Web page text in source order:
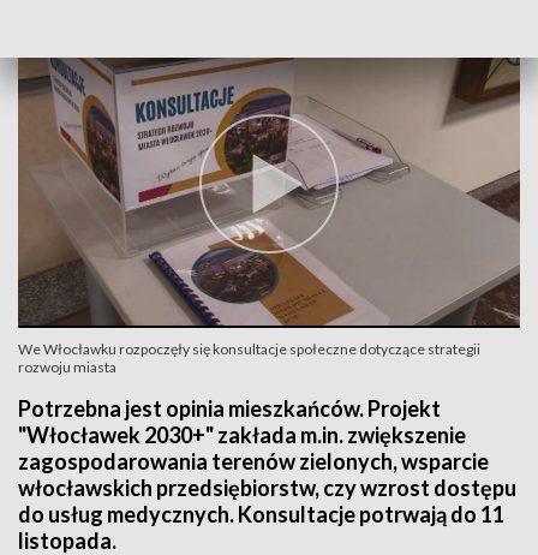
We Włocławku rozpoczęły się konsultacje społeczne dotyczące strategii
rozwoju miasta
Potrzebna jest opinia mieszkańców. Projekt
"Włocławek 2030+" zakłada m.in. zwiększenie
zagospodarowania terenów zielonych, wsparcie
włocławskich przedsiębiorstw, czy wzrost dostępu
do usług medycznych. Konsultacje potrwają do 11
listopada.